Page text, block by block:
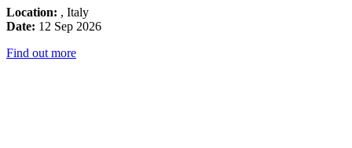
Location: , Italy
Date: 12 Sep 2026
Find out more